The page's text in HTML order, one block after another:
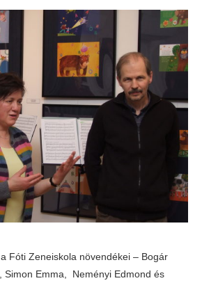
Fóti Zeneiskola növendékei – Bogár
Simon Emma, Neményi Edmond és